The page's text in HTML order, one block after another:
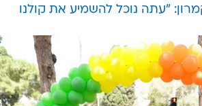
"עתה נוכל להשמיע את קולנו